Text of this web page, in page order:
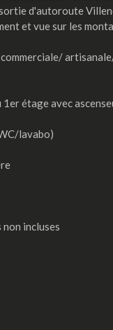
d'autoroute
et vue sur les
1er étage avec
lavabo)
incluses